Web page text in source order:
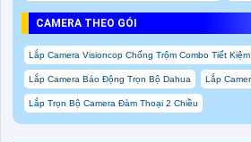
CAMERA THEO GÓI
Lắp Camera Visioncop Chống Trộm Combo Tiết Kiệm
Lắp Camera Báo Động Trọn Bộ Dahua Lắp
Lắp Trọn Bộ Camera Đàm Thoại 2 Chiều